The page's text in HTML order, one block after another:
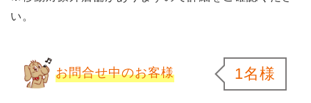
い。
お問合せ中のお客様 1名様